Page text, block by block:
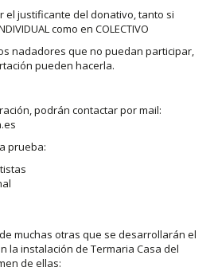
justificante del donativo, tanto si
como en COLECTIVO
nadadores que no puedan participar,
pueden hacerla.
podrán contactar por mail:
prueba:
muchas otras que se desarrollarán el
la instalación de Termaria Casa del
de ellas: